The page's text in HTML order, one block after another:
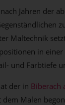
Jahren der
Maltechnik
in einer
und Farbtiefe
der in Biberach
Malen